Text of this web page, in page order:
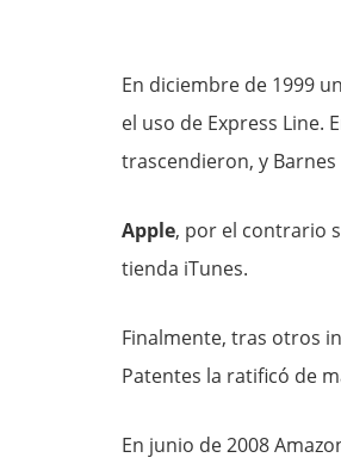
En diciembre de 1999
el uso de Express Line.
trascendieron, y
Apple, por el contrario
tienda iTunes.
Finalmente, tras otros
Patentes la ratificó de
En junio de 2008